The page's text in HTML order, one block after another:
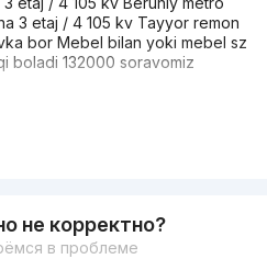
3 etaj / 4 105 kv Tayyor remon
bor Mebel bilan yoki mebel sz
boladi 132000 soravomiz
не корректно?
в проблеме